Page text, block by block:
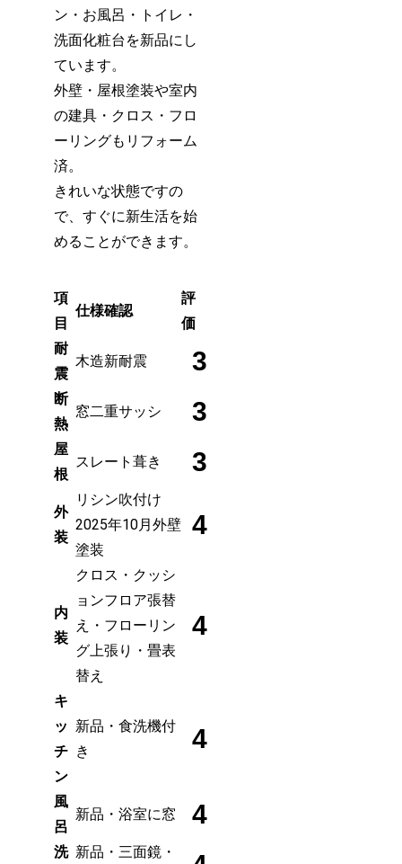
ン・お風呂・トイレ・
洗面化粧台を新品にし
ています。
外壁・屋根塗装や室内
の建具・クロス・フロ
ーリングもリフォーム
済。
きれいな状態ですの
で、すぐに新生活を始
めることができます。
項
目
仕様確認
評
価
耐
震
木造新耐震 3
断
熱
窓二重サッシ 3
屋
根
スレート葺き 3
外
装
リシン吹付け
2025年10月外壁
塗装
4
内
装
クロス・クッシ
ョンフロア張替
え・フローリン
グ上張り・畳表
替え
4
キ
ッ
チ
ン
新品・食洗機付
き
4
風
呂
新品・浴室に窓 4
洗 新品・三面鏡・